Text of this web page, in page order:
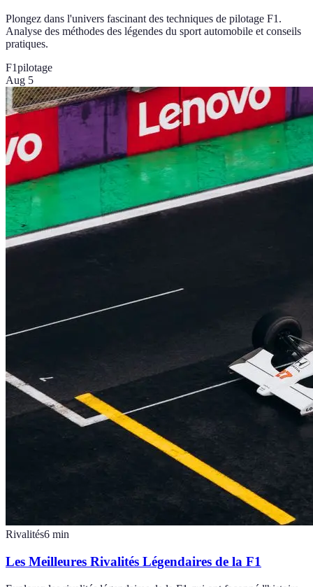
Plongez dans l'univers fascinant des techniques de pilotage F1.
Analyse des méthodes des légendes du sport automobile et conseils
pratiques.
F1pilotage
Aug 5
Rivalités6 min
Les Meilleures Rivalités Légendaires de la F1